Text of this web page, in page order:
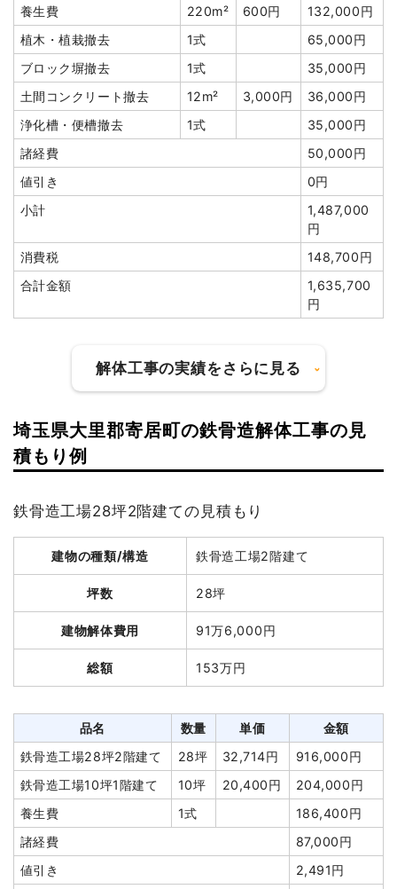
諸経費
70,000円
値引き
8,625円
小計
1,090,125円
消費税
109,875円
合計金額
1,200,000円
建物解体費用
品名 数量 単価
金額
木造店舗40坪1階建て
40坪 34,625円
1,385,000円
養生費
室内残置物撤去
10m³ 12,000円
家具・家電処分
6台 13,333円
80,000円
貯水槽撤去
15,000円
浄化槽・便槽撤去
値引き
2,000円
2,079,000円
養生費 220m² 600円
132,000円
植木・植栽撤去
1式
65,000円
ブロック塀撤去
1式
35,000円
土間コンクリート撤去
12m² 3,000円
36,000円
浄化槽・便槽撤去
1式
35,000円
諸経費
50,000円
値引き
0円
小計
1,487,000
円
消費税
148,700円
合計金額
1,635,700
円
解体工事の実績をさらに見る
建物の種類/構造
建物解体費用 167万2,000円
総額 238万3,920円
軽量鉄骨造住宅38坪2階
38坪
44,000
円
1,672,000
6t
15,000
円
90,000円
植木・植栽撤去 4m³
12,000
円
48,000円
ブロック塀撤去 1式
100,000円
家具・家電処分
25,000円
家具・家電処分
2,000円
埼玉県大里郡寄居町の鉄骨造解体工事の見
積もり例
鉄骨造工場28坪2階建ての見積もり
建物の種類/構造 鉄骨造工場2階建て
坪数 28坪
建物解体費用 91万6,000円
総額 153万円
品名 数量 単価
金額
鉄骨造工場28坪2階建て
28坪 32,714円
916,000円
鉄骨造工場10坪1階建て
10坪 20,400円
204,000円
養生費
1式
186,400円
諸経費
87,000円
値引き
2,491円